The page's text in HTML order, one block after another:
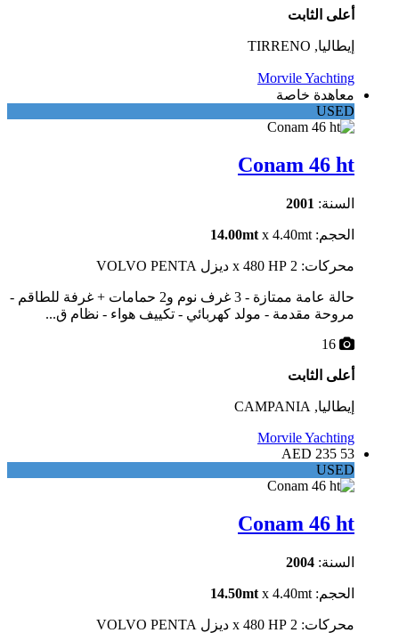
أعلى الثابت
إيطاليا, TIRRENO
Morvile Yachting
معاهدة خاصة
USED
Conam 46 ht
السنة: 2001
الحجم: 14.00mt x 4.40mt
محركات: 2 x 480 HP ديزل VOLVO PENTA
حالة عامة ممتازة - 3 غرف نوم و2 حمامات + غرفة للطاقم -
مروحة مقدمة - مولد كهربائي - تكييف هواء - نظام ق...
أعلى الثابت
إيطاليا, CAMPANIA
Morvile Yachting
53 235 AED
USED
Conam 46 ht
السنة: 2004
الحجم: 14.50mt x 4.40mt
محركات: 2 x 480 HP ديزل VOLVO PENTA